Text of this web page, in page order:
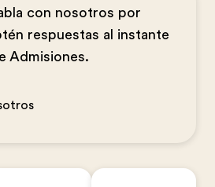
con nosotros por
respuestas al instante
Admisiones.